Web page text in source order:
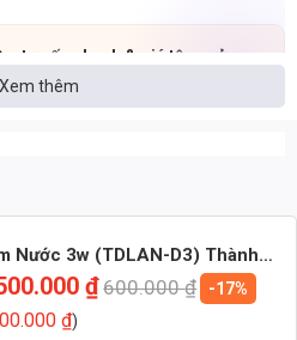
tư vấn nhanh & giá tận xưởng
suất + Số lượng để nhận báo giá
Xem thêm
Nước 3w (TDLAN-D3) Thành
₫600.000₫
-17%
₫)